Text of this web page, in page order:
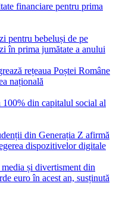
financiare pentru prima
pentru bebeluși de pe
în prima jumătate a anului
rețeaua Poștei Române
națională
din capitalul social al
din Generația Z afirmă
dispozitivelor digitale
și divertisment din
euro în acest an, susținută